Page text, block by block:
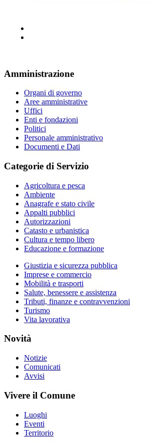
Amministrazione
Organi di governo
Aree amministrative
Uffici
Enti e fondazioni
Politici
Personale amministrativo
Documenti e Dati
Categorie di Servizio
Agricoltura e pesca
Ambiente
Anagrafe e stato civile
Appalti pubblici
Autorizzazioni
Catasto e urbanistica
Cultura e tempo libero
Educazione e formazione
Giustizia e sicurezza pubblica
Imprese e commercio
Mobilità e trasporti
Salute, benessere e assistenza
Tributi, finanze e contravvenzioni
Turismo
Vita lavorativa
Novità
Notizie
Comunicati
Avvisi
Vivere il Comune
Luoghi
Eventi
Territorio